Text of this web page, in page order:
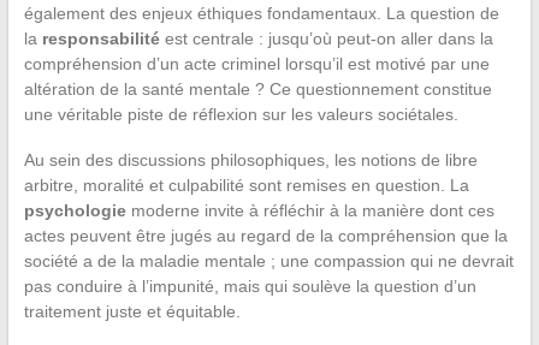
également des enjeux éthiques fondamentaux. La question de
la responsabilitéest centrale : jusqu’où peut-on aller dans la
compréhension d’un acte criminel lorsqu’il est motivé par une
altération de la santé mentale ? Ce questionnement constitue
une véritable piste de réflexion sur les valeurs sociétales.
Au sein des discussions philosophiques, les notions de libre
arbitre, moralité et culpabilité sont remises en question. La
psychologiemoderne invite à réfléchir à la manière dont ces
actes peuvent être jugés au regard de la compréhension que la
société a de la maladie mentale ; une compassion qui ne devrait
pas conduire à l’impunité, mais qui soulève la question d’un
traitement juste et équitable.